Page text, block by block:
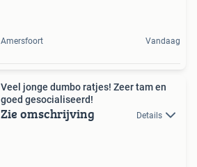
Amersfoort Vandaag
Veel jonge dumbo ratjes! Zeer tam en
goed gesocialiseerd!
Zie omschrijving Details